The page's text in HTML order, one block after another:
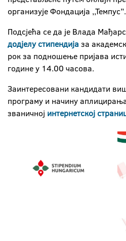
организује Фондација ,,Темпус”.
Подсјећа се да је Влада
додјелу стипендија за
рок за подношење пријава
године у 14.00 часова.
Заинтересовани кандидати
програму и начину
званичној интернетској